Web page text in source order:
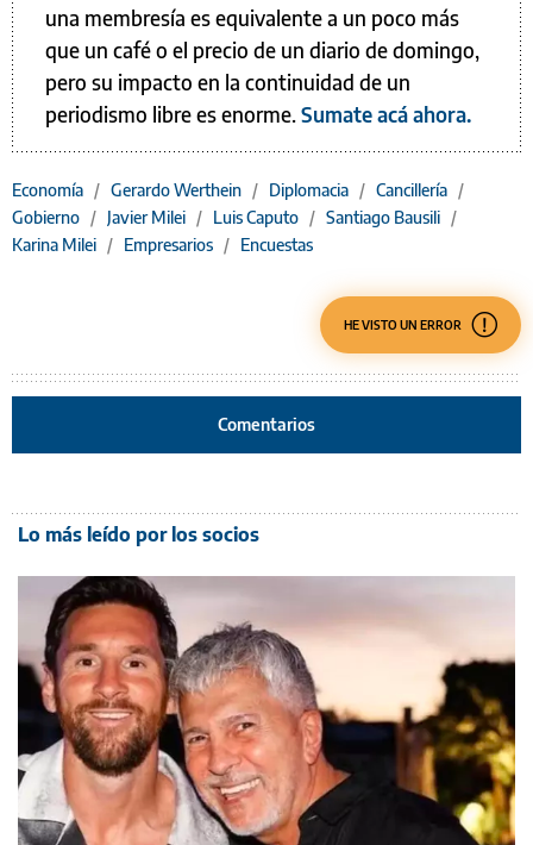
una membresía es equivalente a un poco más
que un café o el precio de un diario de domingo,
pero su impacto en la continuidad de un
periodismo libre es enorme.Sumate acá ahora.
Economía / Gerardo Werthein / Diplomacia / Cancillería /
Gobierno / Javier Milei / Luis Caputo / Santiago Bausili /
Karina Milei / Empresarios / Encuestas
HE VISTO UN ERROR
Comentarios
Lo más leído por los socios